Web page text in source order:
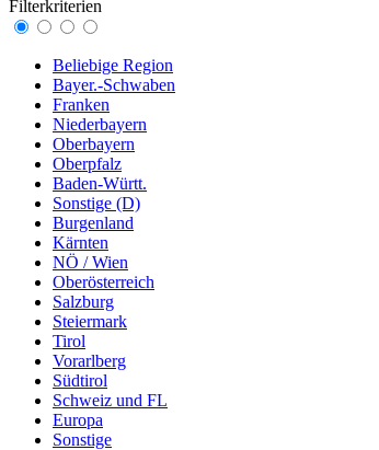
Filterkriterien
Beliebige Region
Bayer.-Schwaben
Franken
Niederbayern
Oberbayern
Oberpfalz
Baden-Württ.
Sonstige (D)
Burgenland
Kärnten
NÖ / Wien
Oberösterreich
Salzburg
Steiermark
Tirol
Vorarlberg
Südtirol
Schweiz und FL
Europa
Sonstige